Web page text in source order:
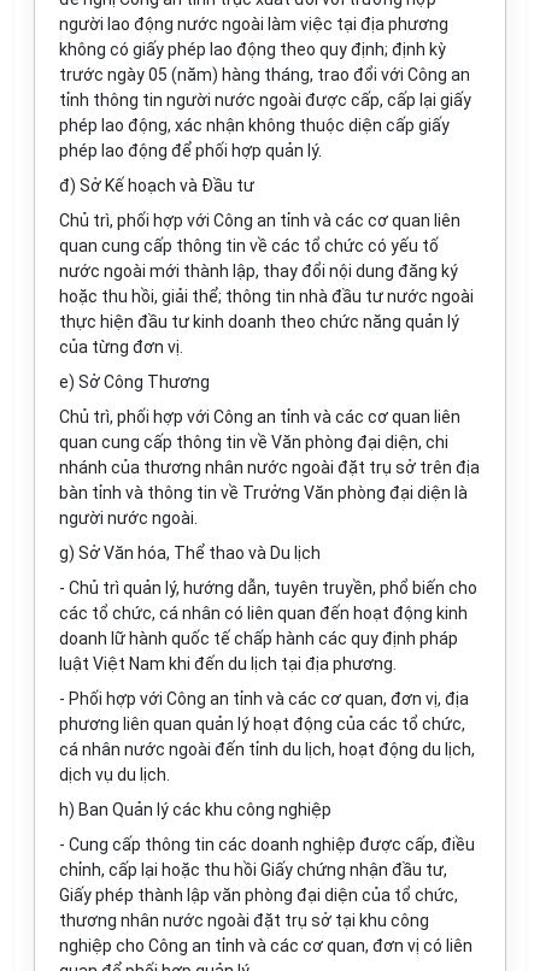
người lao động nước ngoài làm việc tại địa phương
không có giấy phép lao động theo quy định; định kỳ
trước ngày 05 (năm) hàng tháng, trao đổi với Công an
tỉnh thông tin người nước ngoài được cấp, cấp lại giấy
phép lao động, xác nhận không thuộc diện cấp giấy
phép lao động để phối hợp quản lý.
đ) Sở Kế hoạch và Đầu tư
Chủ trì, phối hợp với Công an tỉnh và các cơ quan liên
quan cung cấp thông tin về các tổ chức có yếu tố
nước ngoài mới thành lập, thay đổi nội dung đăng ký
hoặc thu hồi, giải thể; thông tin nhà đầu tư nước ngoài
thực hiện đầu tư kinh doanh theo chức năng quản lý
của từng đơn vị.
e) Sở Công Thương
Chủ trì, phối hợp với Công an tỉnh và các cơ quan liên
quan cung cấp thông tin về Văn phòng đại diện, chi
nhánh của thương nhân nước ngoài đặt trụ sở trên địa
bàn tỉnh và thông tin về Trưởng Văn phòng đại diện là
người nước ngoài.
g) Sở Văn hóa, Thể thao và Du lịch
- Chủ trì quản lý, hướng dẫn, tuyên truyền, phổ biến cho
các tổ chức, cá nhân có liên quan đến hoạt động kinh
doanh lữ hành quốc tế chấp hành các quy định pháp
luật Việt Nam khi đến du lịch tại địa phương.
- Phối hợp với Công an tỉnh và các cơ quan, đơn vị, địa
phương liên quan quản lý hoạt động của các tổ chức,
cá nhân nước ngoài đến tỉnh du lịch, hoạt động du lịch,
dịch vụ du lịch.
h) Ban Quản lý các khu công nghiệp
- Cung cấp thông tin các doanh nghiệp được cấp, điều
chỉnh, cấp lại hoặc thu hồi Giấy chứng nhận đầu tư,
Giấy phép thành lập văn phòng đại diện của tổ chức,
thương nhân nước ngoài đặt trụ sở tại khu công
nghiệp cho Công an tỉnh và các cơ quan, đơn vị có liên